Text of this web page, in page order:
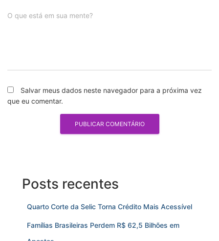
O que está em sua mente?
Salvar meus dados neste navegador para a próxima vez
que eu comentar.
Posts recentes
Quarto Corte da Selic Torna Crédito Mais Acessível
Famílias Brasileiras Perdem R$ 62,5 Bilhões em